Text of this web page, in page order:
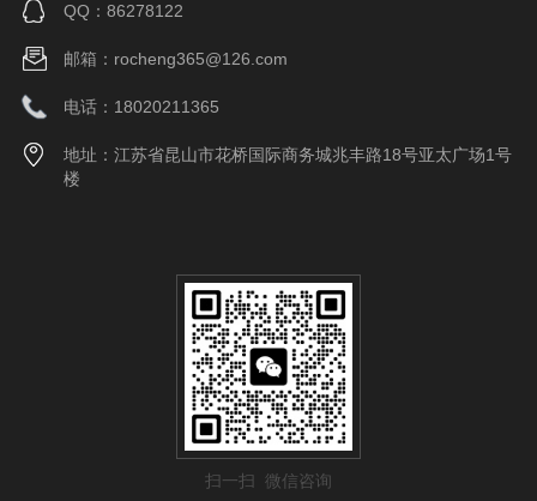
QQ：86278122
邮箱：rocheng365@126.com
电话：18020211365
地址：江苏省昆山市花桥国际商务城兆丰路18号亚太广场1号
楼
扫一扫 微信咨询